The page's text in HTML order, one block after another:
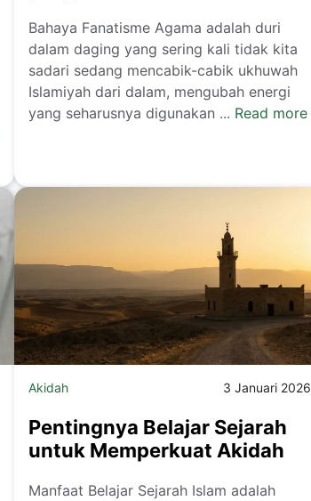
Bahaya Fanatisme Agama adalah duri
dalam daging yang sering kali tidak kita
sadari sedang mencabik-cabik ukhuwah
Islamiyah dari dalam, mengubah energi
yang seharusnya digunakan ... Read more
Akidah 3 Januari 2026
Pentingnya Belajar Sejarah
untuk Memperkuat Akidah
Manfaat Belajar Sejarah Islam adalah